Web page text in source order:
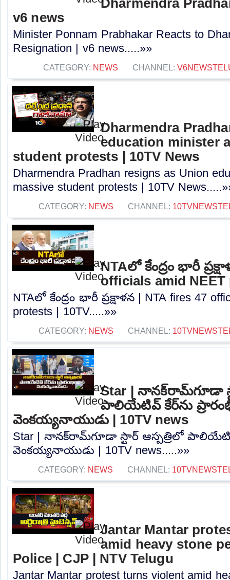
Dharmendra
v6 news
Minister Ponnam Prabhakar Reacts to
Resignation | v6 news.....»»
CATEGORY: NEWS CHANNEL:
Dharmendra
education minister
student protests | 10TV News
Dharmendra Pradhan resigns as Union
massive student protests | 10TV
CATEGORY: NEWS CHANNEL:
NTAలో కేంద్రం భారీ
officials amid NEET
NTAలో కేంద్రం భారీ ప్రక్షాళన | NTA fires 47
protests | 10TV.....»»
CATEGORY: NEWS CHANNEL:
Star | నానక్‌రామ్‌గూడా
పాలియేటివ్ కేర్‌ను
వెంకయ్యనాయుడు | 10TV news
Star | నానక్‌రామ్‌గూడా స్టార్ ఆస్పత్రిలో
వెంకయ్యనాయుడు | 10TV news.....»»
CATEGORY: NEWS CHANNEL:
Jantar Mantar
amid heavy stone
Police | CJP | NTV Telugu
Jantar Mantar protest turns violent amid